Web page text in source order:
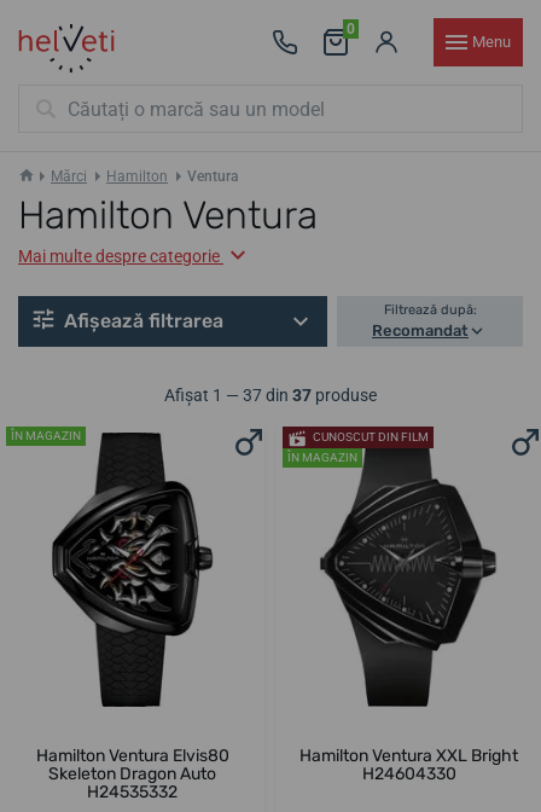
0
Menu
Mărci Hamilton Ventura
Hamilton Ventura
Mai multe despre categorie
Afișează filtrarea Filtrează după:
Recomandat
Afișat 1 — 37 din 37 produse
ÎN MAGAZIN
Hamilton Ventura Elvis80
Skeleton Dragon Auto
H24535332
CUNOSCUT DIN FILM
ÎN MAGAZIN
Hamilton Ventura XXL Bright
H24604330